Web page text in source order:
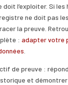
doit l’exploiter. Si
ne doit pas
la preuve.
: adapter votre
de preuve :
et